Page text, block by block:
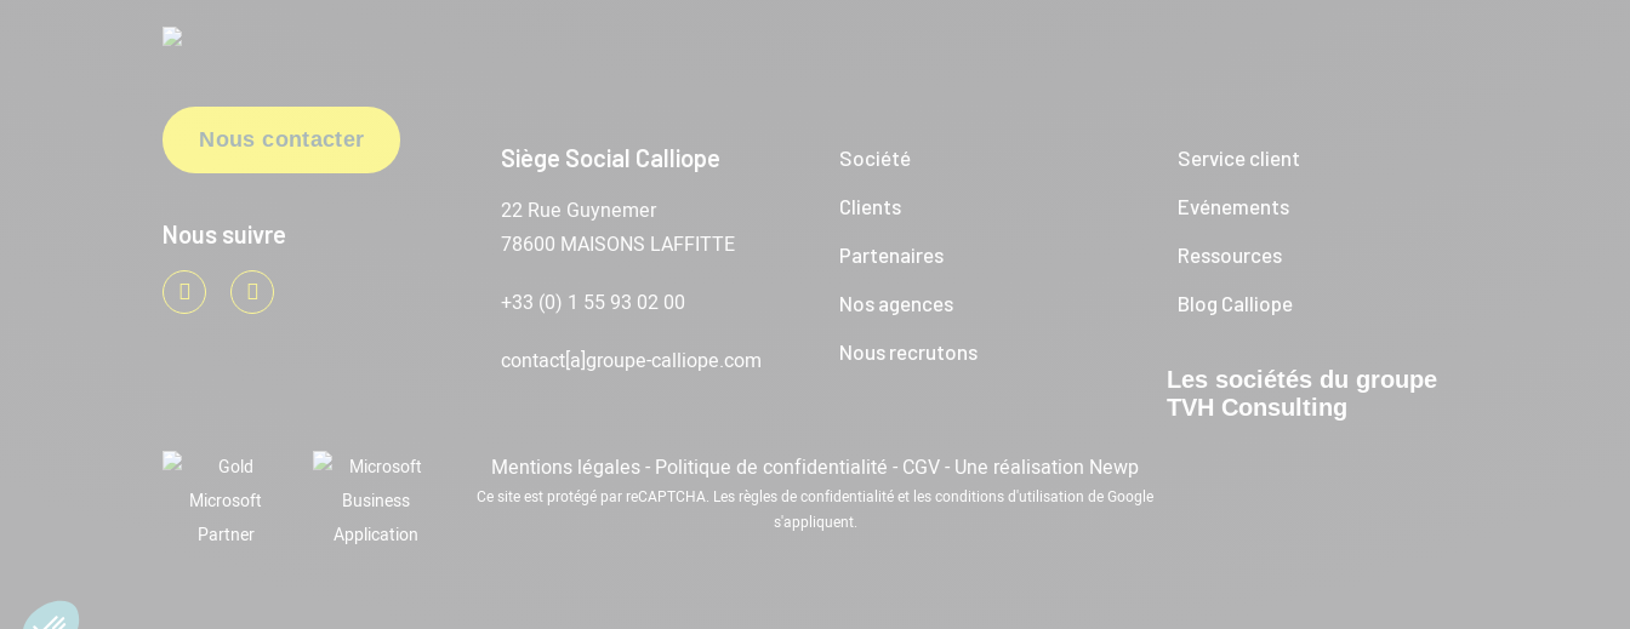
Nous contacter
Nous suivre
LinkedInYoutube
Siège Social Calliope
22 Rue Guynemer
78600 MAISONS LAFFITTE
+33 (0) 1 55 93 02 00
contact[a]groupe-calliope.com
Société
Clients
Partenaires
Nos agences
Nous recrutons
Service client
Evénements
Ressources
Blog Calliope
Mentions légales- Politique de confidentialité - CGV- Une réalisation Newp
Ce site est protégé par reCAPTCHA. Les règles de confidentialitéet lesconditions d'utilisation de Google
s'appliquent.
Les sociétés du groupe
TVH Consulting